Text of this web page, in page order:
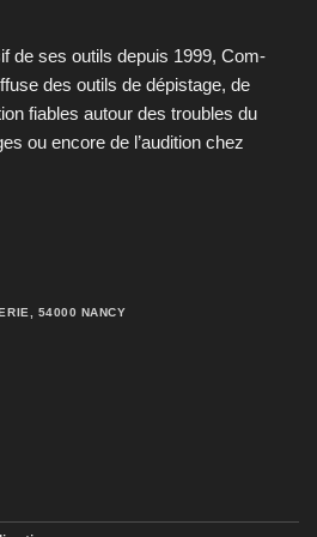
de ses outils depuis 1999, Com-
des outils de dépistage, de
fiables autour des troubles du
ou encore de l’audition chez
54000 NANCY